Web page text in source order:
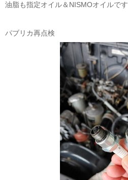
油脂も指定オイル＆NISMOオイルです
パブリカ再点検